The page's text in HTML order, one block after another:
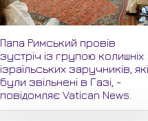
Папа Римський провів
зустріч із групою колишніх
ізраїльських заручників,
були звільнені в Газі, -
повідомляє Vatican News.